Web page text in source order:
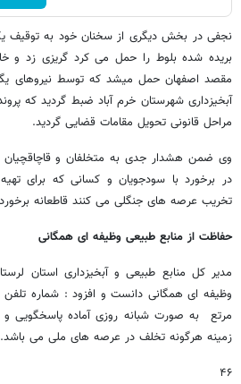
نجفی در بخش دیگری از سخنان خود به توقیف
بریده شده بلوط را حمل می کرد گریزی زد و
مقصد اصفهان حمل میشد که توسط نیروهای
آبخیزداری شهرستان خرم آباد ضبط گردید که
مراحل قانونی تحویل مقامات قضایی گردید.
وی ضمن هشدار جدی به متخلفان و
در برخورد با سودجویان و کسانی که برای
تخریب عرصه های جنگلی می کنند قاطعانه
حفاظت از منابع طبیعی وظیفه ای همگانی
مدیر کل منابع طبیعی و آبخیزداری استان
مرتع به صورت شبانه روزی آماده پاسخگویی
زمینه هرگونه تخلف در عرصه های ملی می باشد.
۴۶